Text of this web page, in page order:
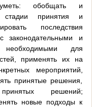
обобщать и
стадии принятия и
последствия
законодательными и
необходимыми для
применять их на
мероприятий,
принятые решения,
принятых решений;
новые подходы к